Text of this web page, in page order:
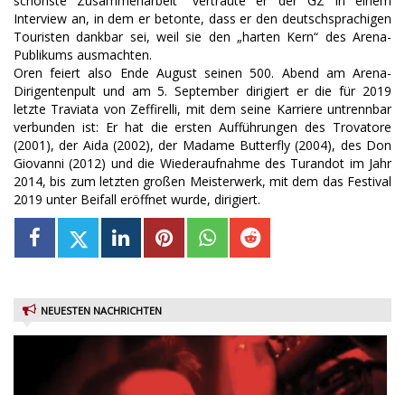
Interview an, in dem er betonte, dass er den deutschsprachigen
Touristen dankbar sei, weil sie den „harten Kern“ des Arena-
Publikums ausmachten.
Oren feiert also Ende August seinen 500. Abend am Arena-
Dirigentenpult und am 5. September dirigiert er die für 2019
letzte Traviata von Zeffirelli, mit dem seine Karriere untrennbar
verbunden ist: Er hat die ersten Aufführungen des Trovatore
(2001), der Aida (2002), der Madame Butterfly (2004), des Don
Giovanni (2012) und die Wiederaufnahme des Turandot im Jahr
2014, bis zum letzten großen Meisterwerk, mit dem das Festival
2019 unter Beifall eröffnet wurde, dirigiert.
NEUESTEN NACHRICHTEN